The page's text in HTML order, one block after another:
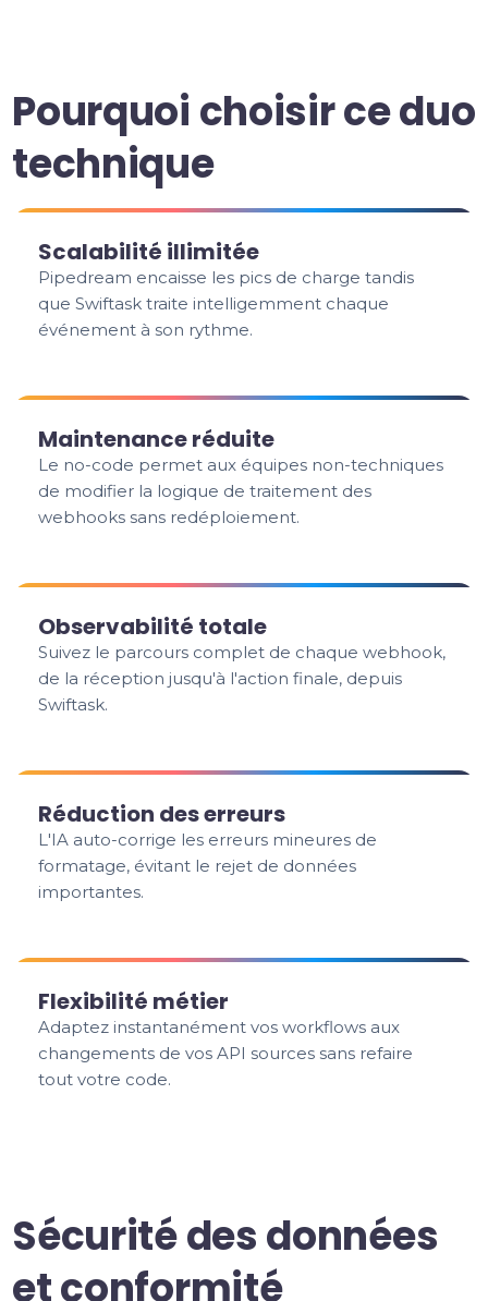
Pourquoi choisir ce duo
technique
Scalabilité illimitée
Pipedream encaisse les pics de charge tandis
que Swiftask traite intelligemment chaque
événement à son rythme.
Maintenance réduite
Le no-code permet aux équipes non-techniques
de modifier la logique de traitement des
webhooks sans redéploiement.
Observabilité totale
Suivez le parcours complet de chaque webhook,
de la réception jusqu'à l'action finale, depuis
Swiftask.
Réduction des erreurs
L'IA auto-corrige les erreurs mineures de
formatage, évitant le rejet de données
importantes.
Flexibilité métier
Adaptez instantanément vos workflows aux
changements de vos API sources sans refaire
tout votre code.
Sécurité des données
et conformité